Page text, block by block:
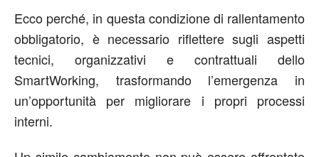
Ecco perché, in questa condizione di rallentamento
obbligatorio, è necessario riflettere sugli aspetti
tecnici, organizzativi e contrattuali dello
SmartWorking, trasformando l’emergenza in
un’opportunità per migliorare i propri processi
interni.